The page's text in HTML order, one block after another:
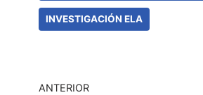
INVESTIGACIÓN ELA
ANTERIOR